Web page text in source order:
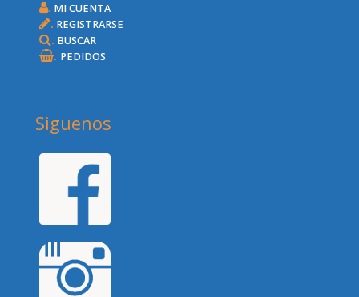
. MI CUENTA
. REGISTRARSE
. BUSCAR
. PEDIDOS
Siguenos